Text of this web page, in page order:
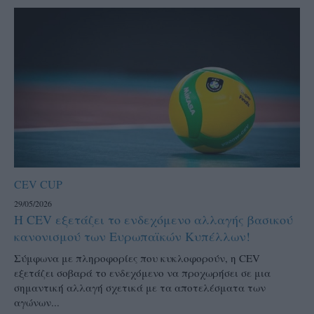
CEV CUP
29/05/2026
Η CEV εξετάζει το ενδεχόμενο αλλαγής βασικού
κανονισμού των Ευρωπαϊκών Κυπέλλων!
Σύμφωνα με πληροφορίες που κυκλοφορούν, η CEV
εξετάζει σοβαρά το ενδεχόμενο να προχωρήσει σε μια
σημαντική αλλαγή σχετικά με τα αποτελέσματα των
αγώνων...